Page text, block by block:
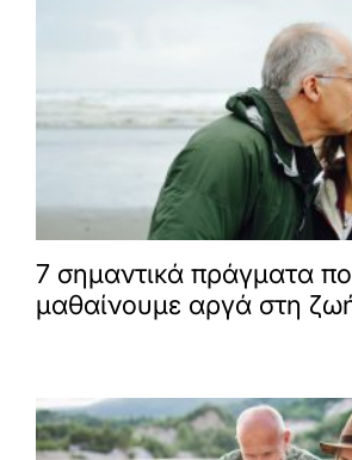
7 σημαντικά πράγματα
μαθαίνουμε αργά στη